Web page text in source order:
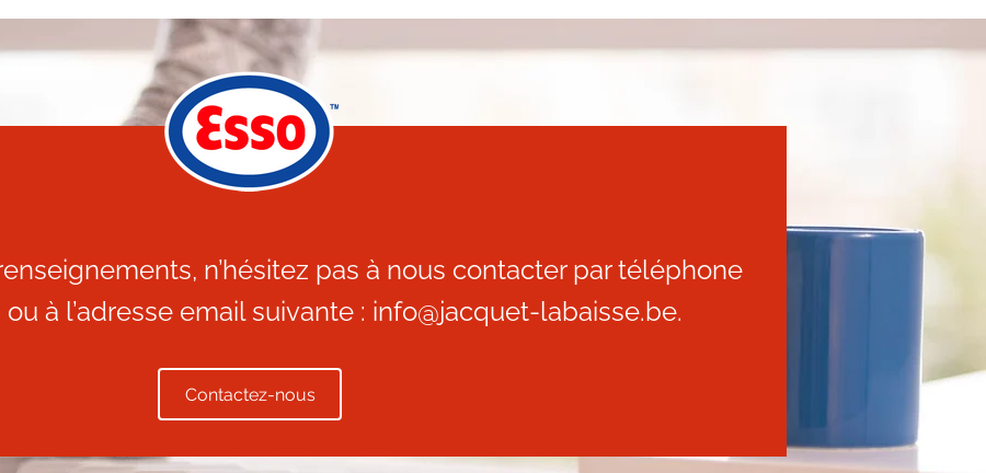
Contactez-nous
n’hésitez pas à nous contacter par téléphone
ou à l’adresse email suivante : info@jacquet-labaisse.be.